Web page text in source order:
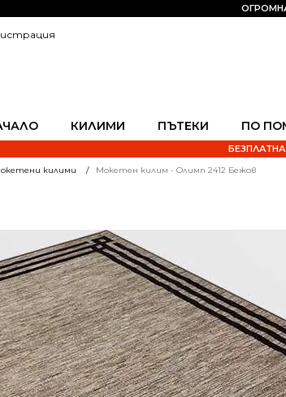
КИЛИМИ ПЪТЕКИ ПО
килими Мокетен килим - Олимп 2412 Бежов